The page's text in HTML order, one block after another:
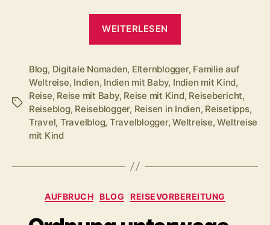
WEITERLESEN
Indien?
10
Tipps
für
Reise.“
Schlagwörter
Blog, Digitale Nomaden, Elternblogger, Familie auf
Weltreise, Indien, Indien mit Baby, Indien mit Kind,
Reise, Reise mit Baby, Reise mit Kind, Reisebericht,
Reiseblog, Reiseblogger, Reisen in Indien, Reisetipps,
Travel, Travelblog, Travelblogger,Weltreise,Weltreise
mit Kind
Kategorien
AUFBRUCH BLOG REISEVORBEREITUNG